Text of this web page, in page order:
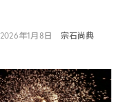
2026年1月8日 宗石尚典